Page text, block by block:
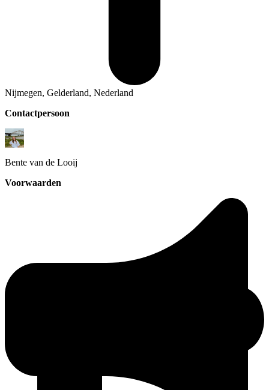
Nijmegen, Gelderland, Nederland
Contactpersoon
Bente van de Looij
Voorwaarden